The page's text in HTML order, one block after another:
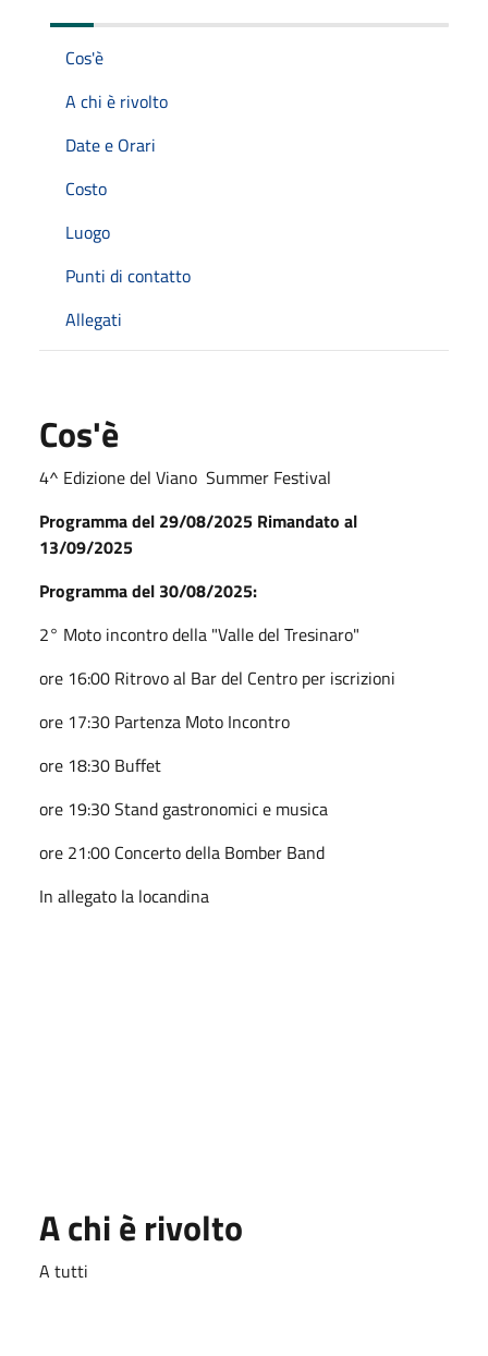
Cos'è
A chi è rivolto
Date e Orari
Costo
Luogo
Punti di contatto
Allegati
Cos'è
4^ Edizione del Viano Summer Festival
Programma del 29/08/2025 Rimandato al
13/09/2025
Programma del 30/08/2025:
2° Moto incontro della "Valle del Tresinaro"
ore 16:00 Ritrovo al Bar del Centro per iscrizioni
ore 17:30 Partenza Moto Incontro
ore 18:30 Buffet
ore 19:30 Stand gastronomici e musica
ore 21:00 Concerto della Bomber Band
In allegato la locandina
A chi è rivolto
A tutti